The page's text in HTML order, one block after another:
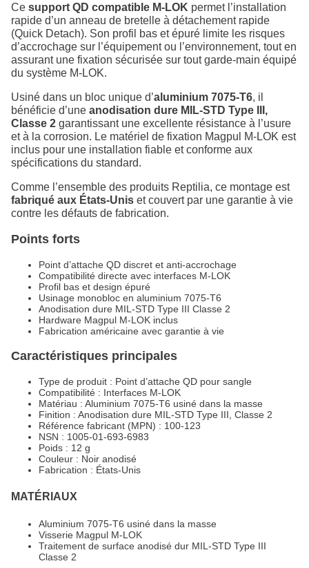
Ce support QD compatible M-LOK permet l’installation
rapide d’un anneau de bretelle à détachement rapide
(Quick Detach). Son profil bas et épuré limite les risques
d’accrochage sur l’équipement ou l’environnement, tout en
assurant une fixation sécurisée sur tout garde-main équipé
du système M-LOK.
Usiné dans un bloc unique d’aluminium 7075-T6, il
bénéficie d’une anodisation dure MIL-STD Type III,
Classe 2 garantissant une excellente résistance à l’usure
et à la corrosion. Le matériel de fixation Magpul M-LOK est
inclus pour une installation fiable et conforme aux
spécifications du standard.
Comme l’ensemble des produits Reptilia, ce montage est
fabriqué aux États-Unis et couvert par une garantie à vie
contre les défauts de fabrication.
Points forts
Point d’attache QD discret et anti-accrochage
Compatibilité directe avec interfaces M-LOK
Profil bas et design épuré
Usinage monobloc en aluminium 7075-T6
Anodisation dure MIL-STD Type III Classe 2
Hardware Magpul M-LOK inclus
Fabrication américaine avec garantie à vie
Caractéristiques principales
Type de produit : Point d’attache QD pour sangle
Compatibilité : Interfaces M-LOK
Matériau : Aluminium 7075-T6 usiné dans la masse
Finition : Anodisation dure MIL-STD Type III, Classe 2
Référence fabricant (MPN) : 100-123
NSN : 1005-01-693-6983
Poids : 12 g
Couleur : Noir anodisé
Fabrication : États-Unis
MATÉRIAUX
Aluminium 7075-T6 usiné dans la masse
Visserie Magpul M-LOK
Traitement de surface anodisé dur MIL-STD Type III
Classe 2